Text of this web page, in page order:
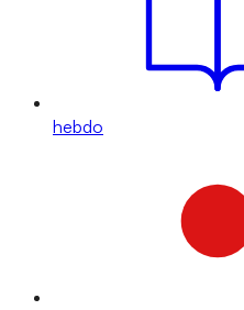
hebdo